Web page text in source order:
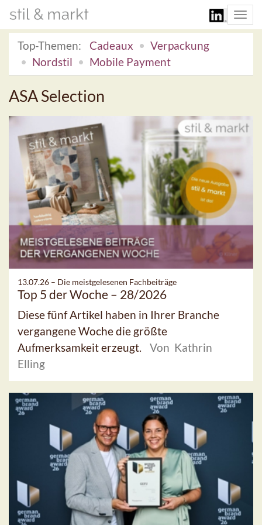
Top-Themen:
Cadeaux
Verpackung
Nordstil
Mobile Payment
ASA Selection
13.07.26 – Die meistgelesenen Fachbeiträge
Top 5 der Woche – 28/2026
Diese fünf Artikel haben in Ihrer Branche
vergangene Woche die größte
Aufmerksamkeit erzeugt.
Von Kathrin
Elling